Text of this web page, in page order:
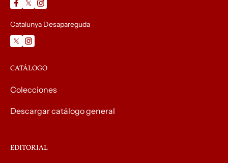
Catalunya Desapareguda
CATÁLOGO
Colecciones
Descargar catálogo general
EDITORIAL